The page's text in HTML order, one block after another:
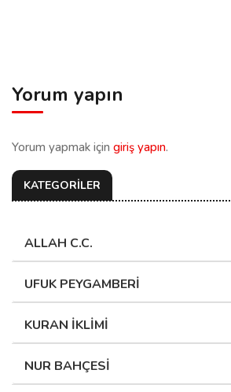
Yorum yapın
Yorum yapmak için giriş yapın.
KATEGORİLER
ALLAH C.C.
UFUK PEYGAMBERİ
KURAN İKLİMİ
NUR BAHÇESİ